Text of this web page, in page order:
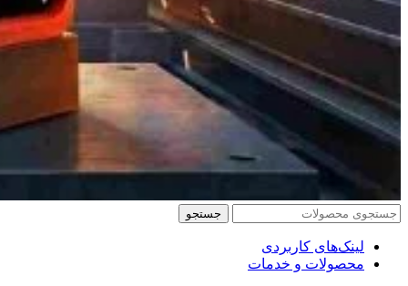
جستجو
لینک‌های کاربردی
محصولات و خدمات